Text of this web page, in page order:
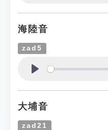
海陸音
zad5
大埔音
zad21